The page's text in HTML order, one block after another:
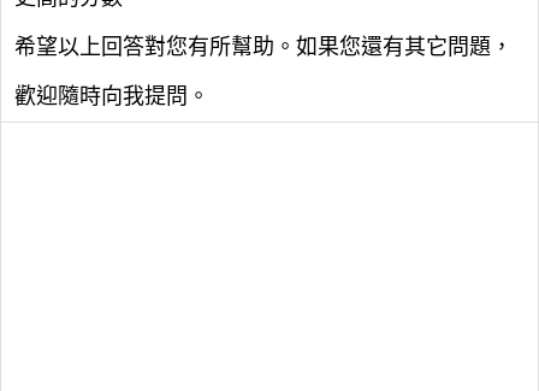
希望以上回答對您有所幫助。如果您還有其它問題，
歡迎隨時向我提問。